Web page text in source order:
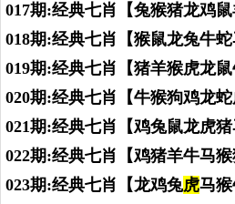
017期:经典七肖【兔猴猪龙鸡
018期:经典七肖【猴鼠龙兔牛
019期:经典七肖【猪羊猴虎龙
020期:经典七肖【牛猴狗鸡龙
021期:经典七肖【鸡兔鼠龙虎
022期:经典七肖【鸡猪羊牛马
023期:经典七肖【龙鸡兔虎马